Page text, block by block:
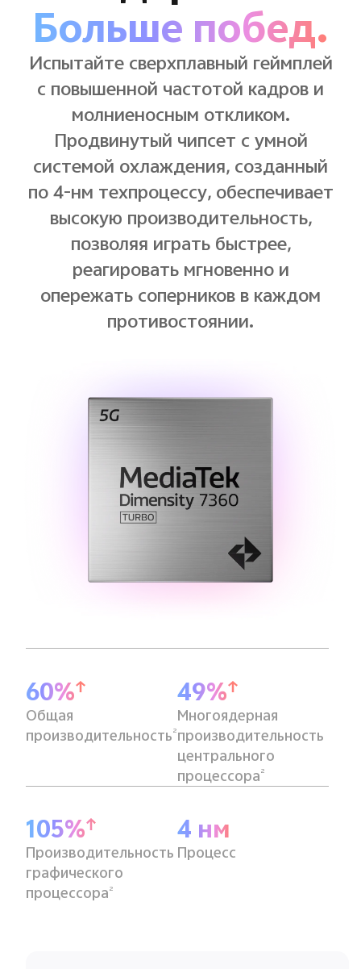
Больше побед.
Испытайте сверхплавный геймплей
с повышенной частотой кадров и
молниеносным откликом.
Продвинутый чипсет с умной
системой охлаждения, созданный
по 4-нм техпроцессу, обеспечивает
высокую производительность,
позволяя играть быстрее,
реагировать мгновенно и
опережать соперников в каждом
противостоянии.
60%
Общая
производительность 2
49%
Многоядерная
производительность
центрального
процессора 2
105%
Производительность
графического
процессора 2
4 нм
Процесс